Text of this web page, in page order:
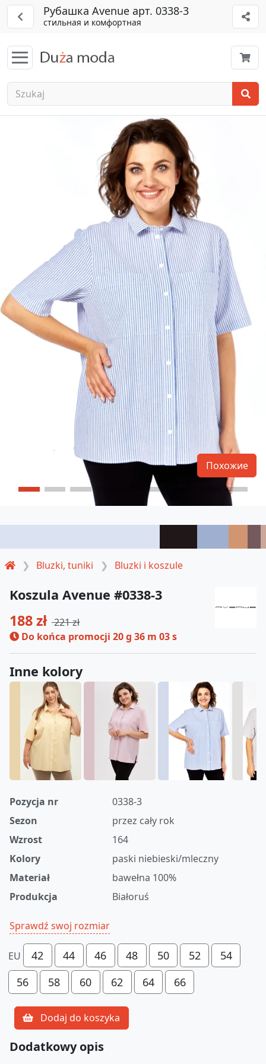
Рубашка Avenue арт. 0338-3
стильная и комфортная
Bluzki, tuniki Bluzki i koszule
Похожие
Koszula Avenue #0338-3
188 zł 221 zł
Do końca promocji 20 g 36 m 03 s
Inne kolory
Pozycja nr
0338-3
Sezon
przez cały rok
Wzrost
164
Kolory
paski niebieski/mleczny
Materiał
bawełna 100%
Produkcja
Białoruś
Sprawdź swoj rozmiar
EU 42 44 46 48 50 52
54
56
58 60 62 64 66
Dodaj do koszyka
Dodatkowy opis